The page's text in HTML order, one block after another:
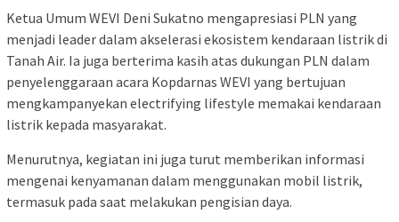
Ketua Umum WEVI Deni Sukatno mengapresiasi PLN yang
menjadi leader dalam akselerasi ekosistem kendaraan listrik di
Tanah Air. Ia juga berterima kasih atas dukungan PLN dalam
penyelenggaraan acara Kopdarnas WEVI yang bertujuan
mengkampanyekan electrifying lifestyle memakai kendaraan
listrik kepada masyarakat.
Menurutnya, kegiatan ini juga turut memberikan informasi
mengenai kenyamanan dalam menggunakan mobil listrik,
termasuk pada saat melakukan pengisian daya.